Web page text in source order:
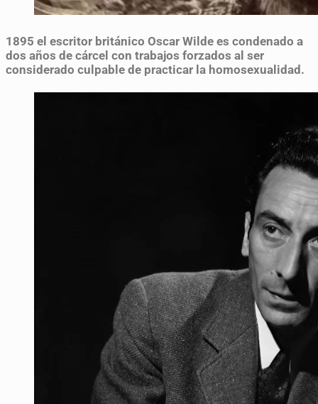
1895 el escritor británico Oscar Wilde es condenado a
dos años de cárcel con trabajos forzados al ser
considerado culpable de practicar la homosexualidad.